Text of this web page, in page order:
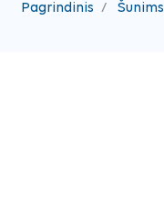
Pagrindinis Šunims